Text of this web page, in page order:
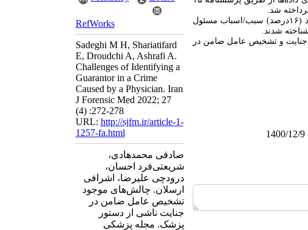
درصد) مباشر، به صورت تنهایی و در ۱۹ مورد (۱۶درصد) سبب/اسباب مسئول
شدند.
و تشخیص عامل ضامن در
RefWorks
Sadeghi M H, Shariatifard
E, Droudchi A, Ashrafi A.
Challenges of Identifying a
Guarantor in a Crime
Caused by a Physician. Iran
J Forensic Med 2022; 27
(4) :272-278
URL: http://sjfm.ir/article-1-
1257-fa.html
صادقی محمدهادی،
شریعتی‌فرد احسان،
درودچی علیرضا، اشرافی
ارسلان. چالش‌های موجود
تشخیص عامل ضامن در
جنایت ناشی از دستور
پزشک. مجله پزشکی